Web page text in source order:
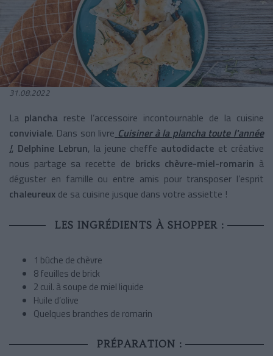
31.08.2022
La plancha reste l’accessoire incontournable de la cuisine
conviviale. Dans son livre Cuisiner à la plancha toute l'année
!, Delphine Lebrun, la jeune cheffe autodidacte et créative
nous partage sa recette de bricks chèvre-miel-romarin à
déguster en famille ou entre amis pour transposer l’esprit
chaleureux de sa cuisine jusque dans votre assiette !
LES INGRÉDIENTS À SHOPPER :
1 bûche de chèvre
8 feuilles de brick
2 cuil. à soupe de miel liquide
Huile d’olive
Quelques branches de romarin
PRÉPARATION :